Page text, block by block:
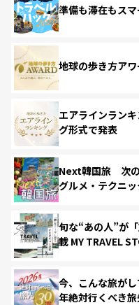
準備も滞在もス
地球の歩き方ア
エアラインラン
グ形式で発表
Next韓国旅 次の
グルメ・テクニッ
旬な“あの人”が
載 MY TRAVEL
今、こんな旅が
年絶対行くべき